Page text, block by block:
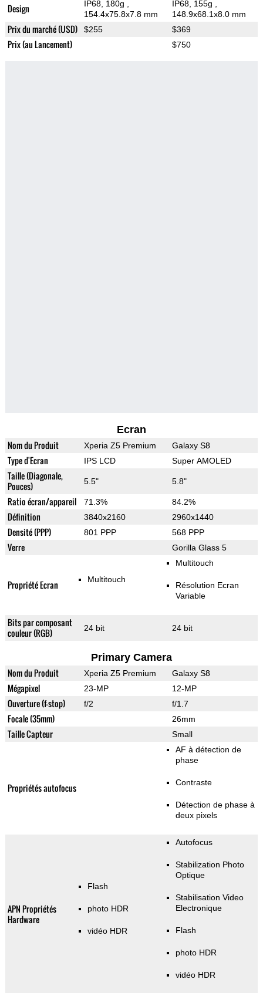
Design IP68, 180g
154.4x75.8x7.8 mm
IP68, 155g
148.9x68.1x8.0 mm
Prix du marché (USD) $255 $369
Prix (au Lancement) $750
Ecran
Nom du Produit Xperia Z5 Premium Galaxy S8
Type d'Ecran IPS LCD Super AMOLED
Taille (Diagonale,
Pouces)
5.5" 5.8"
Ratio écran/appareil 71.3% 84.2%
Définition 3840x2160 2960x1440
Densité (PPP) 801 PPP 568 PPP
Verre Gorilla Glass 5
Propriété Ecran Multitouch
Multitouch
Résolution Ecran
Variable
Bits par composant
couleur (RGB)
24 bit 24 bit
Primary Camera
Nom du Produit Xperia Z5 Premium Galaxy S8
Mégapixel 23-MP 12-MP
Ouverture (f-stop) f/2 f/1.7
Focale (35mm) 26mm
Taille Capteur Small
Propriétés autofocus
AF à détection de
phase
Contraste
Détection de phase à
deux pixels
APN Propriétés
Hardware
Flash
photo HDR
vidéo HDR
Autofocus
Stabilization Photo
Optique
Stabilisation Video
Electronique
Flash
photo HDR
vidéo HDR